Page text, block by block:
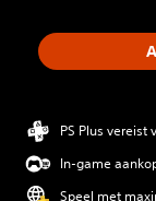
PS Plus vereist
In-game
Speel met